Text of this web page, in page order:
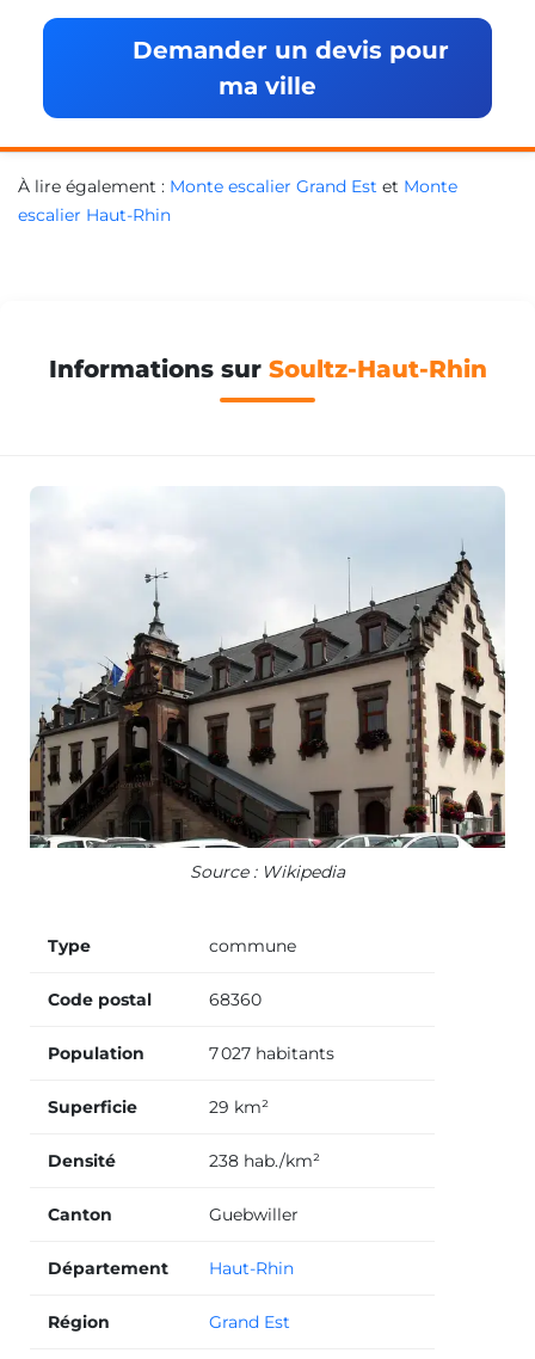
Demander un devis pour
ma ville
À lire également : Monte escalier Grand Est et Monte
escalier Haut-Rhin
Informations sur Soultz-Haut-Rhin
Source : Wikipedia
Type commune
Code postal 68360
Population 7 027 habitants
Superficie 29 km²
Densité 238 hab./km²
Canton Guebwiller
Département Haut-Rhin
Région Grand Est